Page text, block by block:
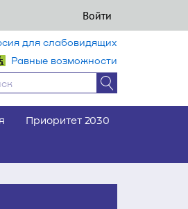
Войти
для слабовидящих
Равные возможности
Приоритет 2030